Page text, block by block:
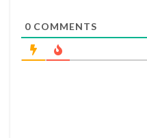
0 COMMENTS